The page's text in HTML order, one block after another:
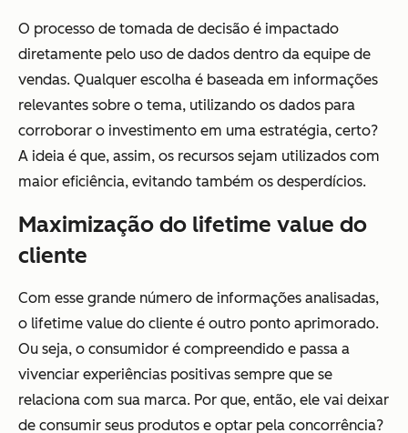
O processo de tomada de decisão é impactado
diretamente pelo uso de dados dentro da equipe de
vendas. Qualquer escolha é baseada em informações
relevantes sobre o tema, utilizando os dados para
corroborar o investimento em uma estratégia, certo?
A ideia é que, assim, os recursos sejam utilizados com
maior eficiência, evitando também os desperdícios.
Maximização do lifetime value do
cliente
Com esse grande número de informações analisadas,
o lifetime value do cliente é outro ponto aprimorado.
Ou seja, o consumidor é compreendido e passa a
vivenciar experiências positivas sempre que se
relaciona com sua marca. Por que, então, ele vai deixar
de consumir seus produtos e optar pela concorrência?